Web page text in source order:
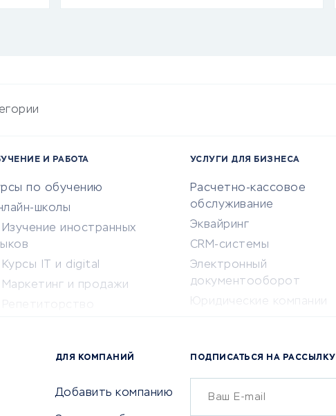
И РАБОТА
по обучению
школы
Изучение иностранных
Курсы IT и digital
Маркетинг и продажи
УСЛУГИ ДЛЯ БИЗНЕСА
Расчетно-кассовое
обслуживание
Эквайринг
CRM-системы
Электронный
документооборот
Юридические компании
Бухгалтерия онлайн
Онлайн-кассы
SERM
ДЛЯ КОМПАНИЙ
Добавить компанию
ПОДПИСАТЬСЯ НА РАССЫЛКУ